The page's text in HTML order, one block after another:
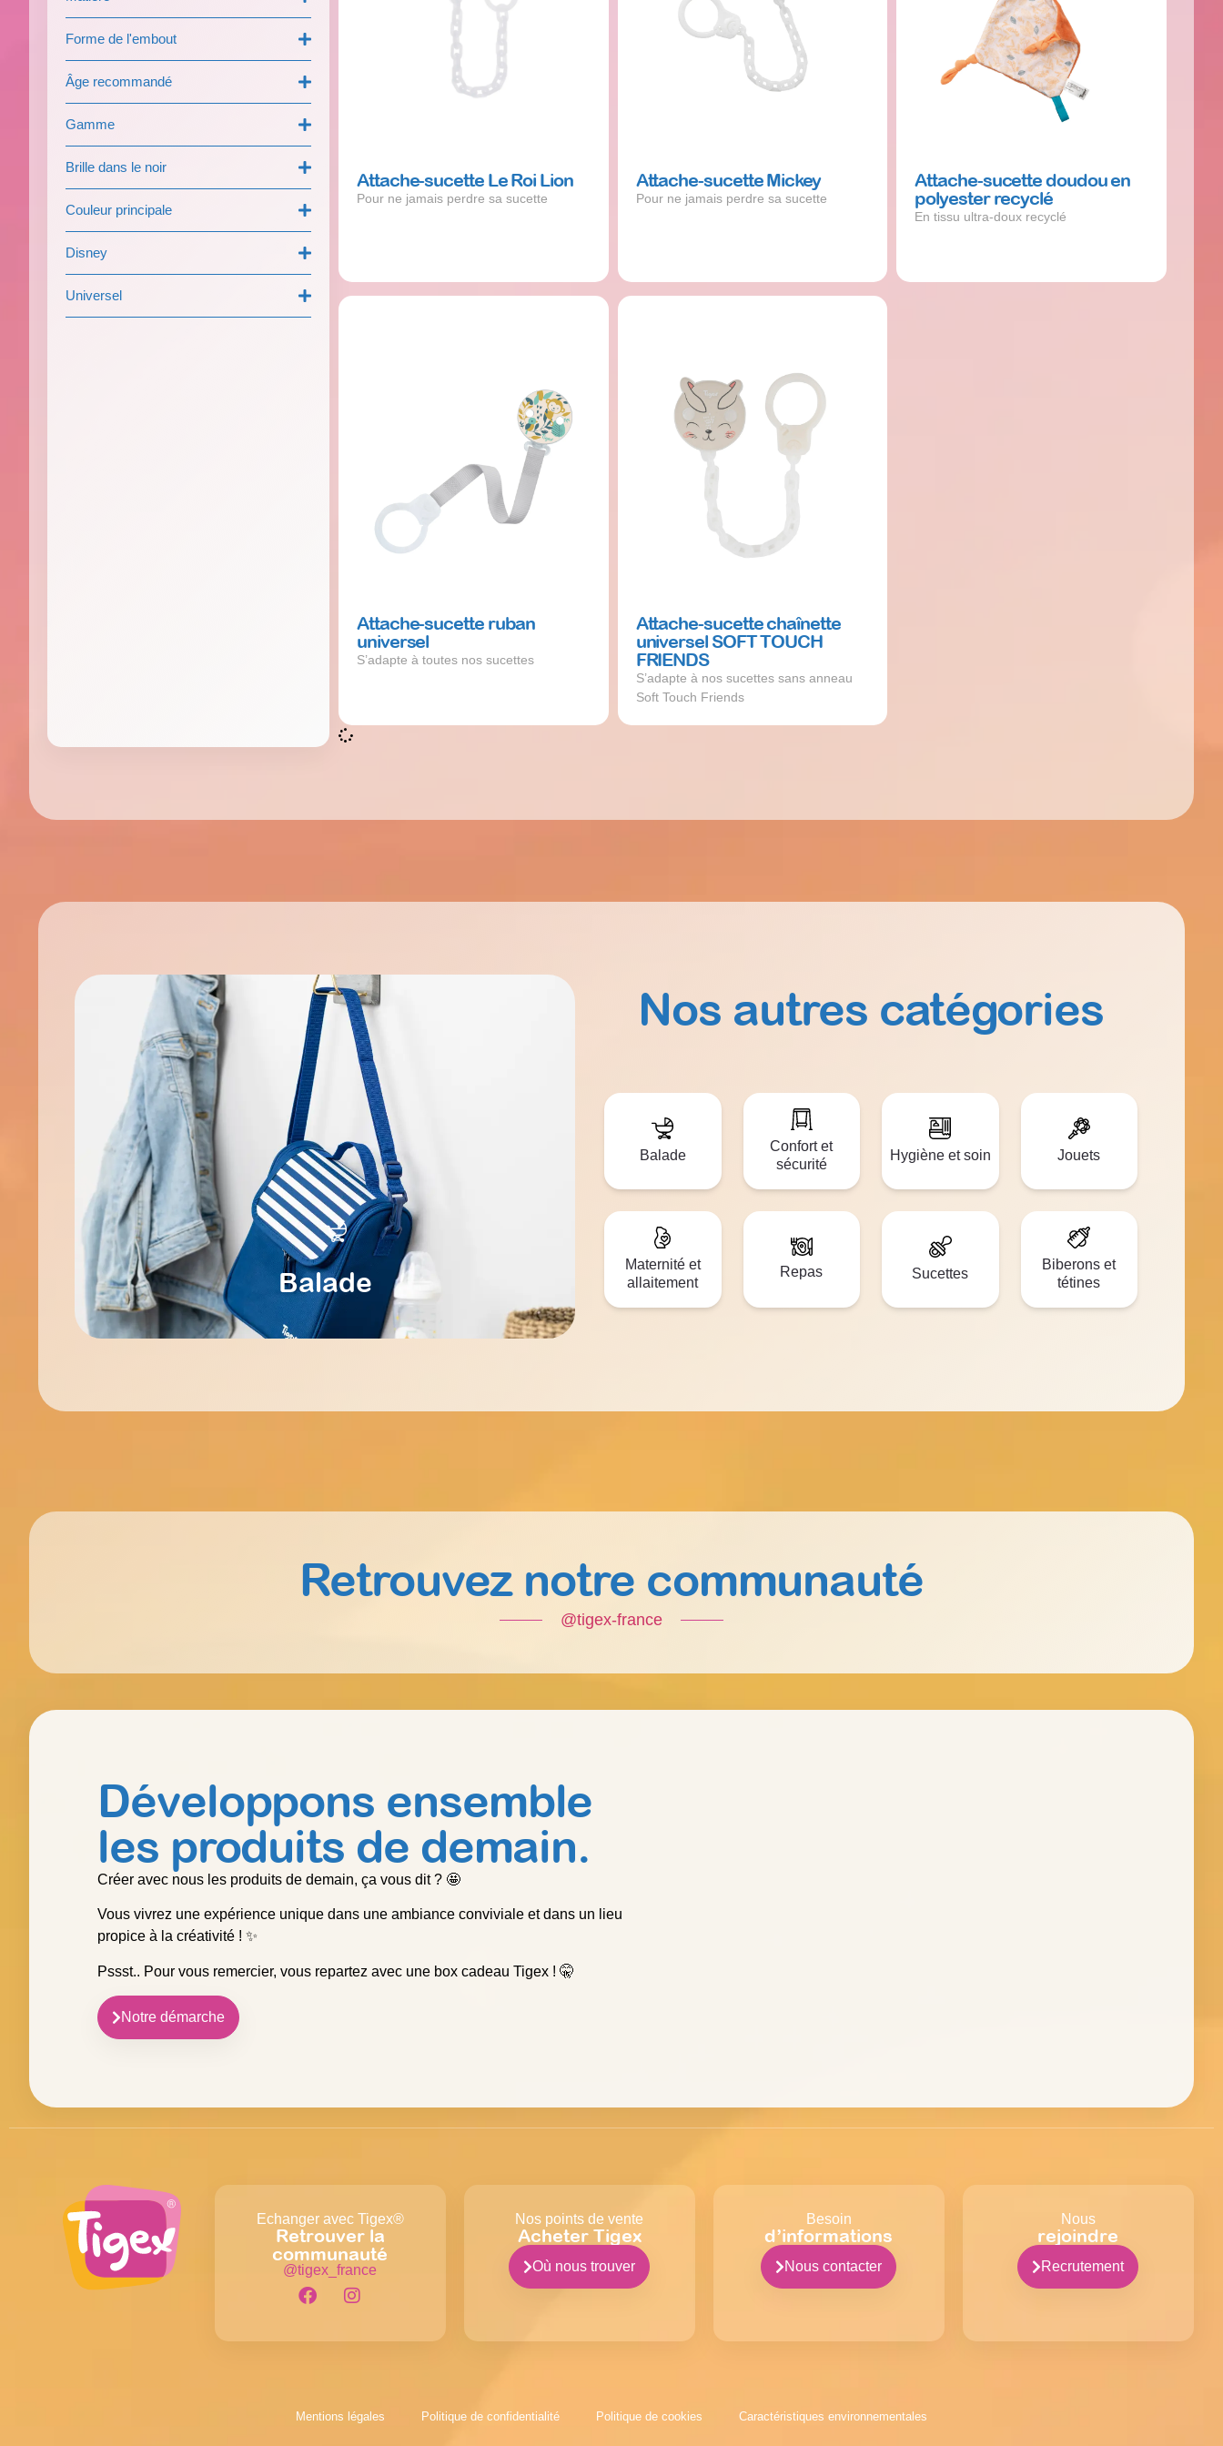
Forme de l'embout
Âge recommandé
Gamme
Brille dans le noir
Couleur principale
Disney
Universel
Attache-sucette Le Roi Lion
Pour ne jamais perdre sa sucette
Attache-sucette Mickey
Pour ne jamais perdre sa sucette
Attache-sucette doudou en
polyester recyclé
En tissu ultra-doux recyclé
Attache-sucette ruban
universel
S’adapte à toutes nos sucettes
Attache-sucette chaînette
universel SOFT TOUCH
FRIENDS
S’adapte à nos sucettes sans anneau
Soft Touch Friends
Nos autres catégories
Balade
Confort et
sécurité
Hygiène et soin Jouets
Maternité et
allaitement
Repas Sucettes
Biberons et
tétines
Balade
Retrouvez notre communauté
@tigex-france
Développons ensemble
les produits de demain.
Créer avec nous les produits de demain, ça vous dit ? 🤩
Vous vivrez une expérience unique dans une ambiance conviviale et dans un lieu
propice à la créativité ! ✨
Pssst.. Pour vous remercier, vous repartez avec une box cadeau Tigex ! 🤫
Notre démarche
Echanger avec Tigex®
Retrouver la
communauté
@tigex_france
Nos points de vente
Acheter Tigex
Où nous trouver
Besoin
d’informations
Nous contacter
Nous
rejoindre
Recrutement
Mentions légales Politique de confidentialité Politique de cookies Caractéristiques environnementales